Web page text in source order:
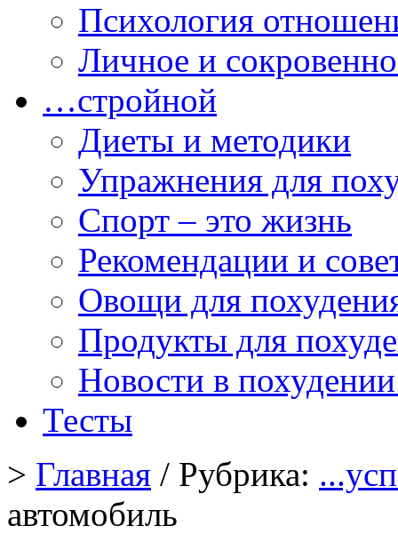
Психология
Личное и
…стройной
Диеты и методики
Упражнения для
Спорт – это жизнь
Рекомендации и
Овощи для
Продукты для
Новости в
Тесты
> Главная / Рубрика:
автомобиль